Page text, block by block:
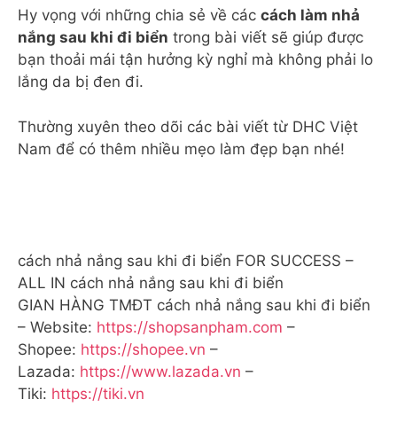
Hy vọng với những chia sẻ về các cách làm nhả
nắng sau khi đi biển trong bài viết sẽ giúp được
bạn thoải mái tận hưởng kỳ nghỉ mà không phải lo
lắng da bị đen đi.
Thường xuyên theo dõi các bài viết từ DHC Việt
Nam để có thêm nhiều mẹo làm đẹp bạn nhé!
cách nhả nắng sau khi đi biển FOR SUCCESS –
ALL IN cách nhả nắng sau khi đi biển
GIAN HÀNG TMĐT cách nhả nắng sau khi đi biển
– Website: https://shopsanpham.com –
Shopee: https://shopee.vn –
Lazada: https://www.lazada.vn –
Tiki: https://tiki.vn